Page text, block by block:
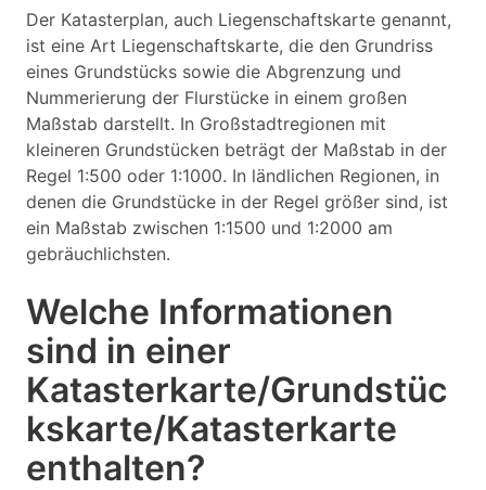
Der Katasterplan, auch Liegenschaftskarte genannt,
ist eine Art Liegenschaftskarte, die den Grundriss
eines Grundstücks sowie die Abgrenzung und
Nummerierung der Flurstücke in einem großen
Maßstab darstellt. In Großstadtregionen mit
kleineren Grundstücken beträgt der Maßstab in der
Regel 1:500 oder 1:1000. In ländlichen Regionen, in
denen die Grundstücke in der Regel größer sind, ist
ein Maßstab zwischen 1:1500 und 1:2000 am
gebräuchlichsten.
Welche Informationen
sind in einer
Katasterkarte/Grundstüc
kskarte/Katasterkarte
enthalten?